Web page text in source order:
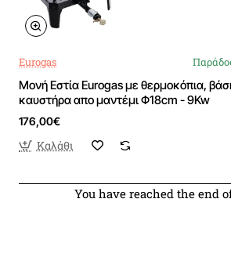
Eurogas
Μονή Εστία Eurogas με θερμοκόπια,
καυστήρα απο μαντέμι Φ18cm - 9Kw
176,00€
Καλάθι
You have reached the end